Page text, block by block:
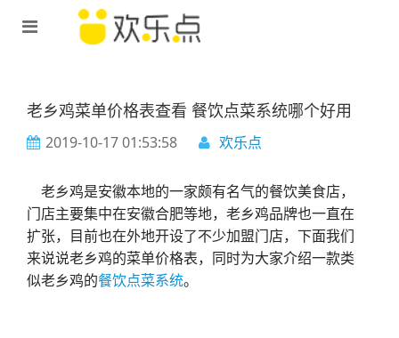
老乡鸡菜单价格表查看 餐饮点菜系统哪个好用
2019-10-17 01:53:58 欢乐点
老乡鸡是安徽本地的一家颇有名气的餐饮美食店，
门店主要集中在安徽合肥等地，老乡鸡品牌也一直在
扩张，目前也在外地开设了不少加盟门店，下面我们
来说说老乡鸡的菜单价格表，同时为大家介绍一款类
似老乡鸡的餐饮点菜系统。